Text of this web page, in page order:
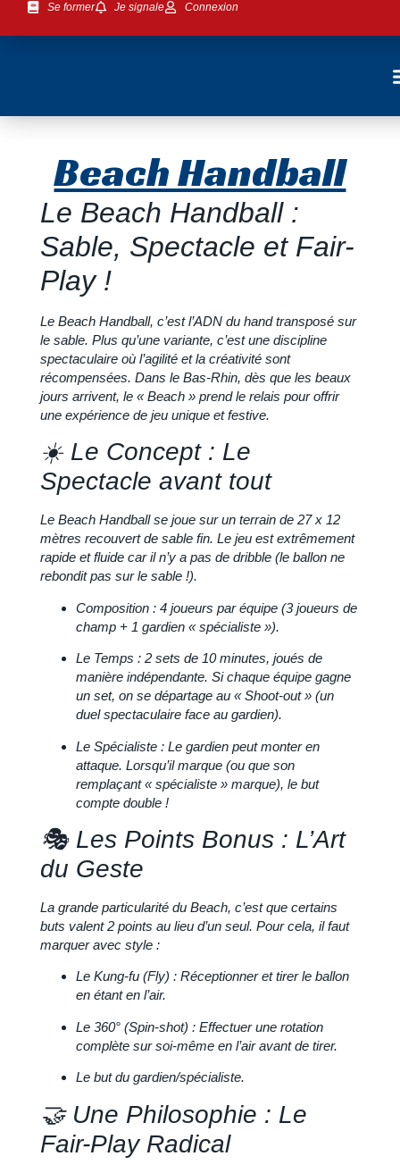
Se former Je signale Connexion
Beach Handball
Le Beach Handball :
Sable, Spectacle et Fair-
Play !
Le Beach Handball, c’est l’ADN du hand transposé sur
le sable. Plus qu’une variante, c’est une discipline
spectaculaire où l’agilité et la créativité sont
récompensées. Dans le Bas-Rhin, dès que les beaux
jours arrivent, le « Beach » prend le relais pour offrir
une expérience de jeu unique et festive.
☀️ Le Concept : Le
Spectacle avant tout
Le Beach Handball se joue sur un terrain de 27 x 12
mètres recouvert de sable fin. Le jeu est extrêmement
rapide et fluide car il n’y a pas de dribble (le ballon ne
rebondit pas sur le sable !).
Composition :4 joueurs par équipe (3 joueurs de
champ + 1 gardien « spécialiste »).
Le Temps :2 sets de 10 minutes, joués de
manière indépendante. Si chaque équipe gagne
un set, on se départage au « Shoot-out »(un
duel spectaculaire face au gardien).
Le Spécialiste :Le gardien peut monter en
attaque. Lorsqu’il marque (ou que son
remplaçant « spécialiste » marque), le but
compte double !
🎭 Les Points Bonus : L’Art
du Geste
La grande particularité du Beach, c’est que certains
buts valent 2 points au lieu d’un seul. Pour cela, il faut
marquer avec style :
Le Kung-fu (Fly) :Réceptionner et tirer le ballon
en étant en l’air.
Le 360° (Spin-shot) :Effectuer une rotation
complète sur soi-même en l’air avant de tirer.
Le but du gardien/spécialiste.
🤝 Une Philosophie : Le
Fair-Play Radical